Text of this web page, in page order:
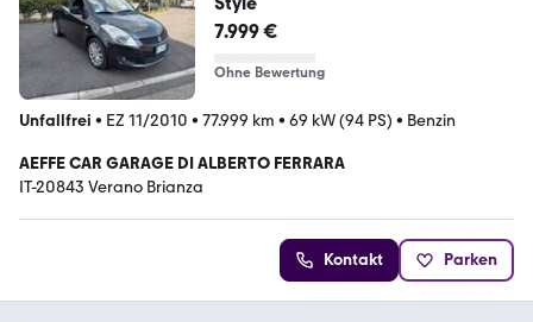
7.999 €
Ohne Bewertung
Unfallfrei • EZ 11/2010 • 77.999 km • 69 kW (94 PS) • Benzin
AEFFE CAR GARAGE DI ALBERTO FERRARA
IT-20843 Verano Brianza
Kontakt Parken